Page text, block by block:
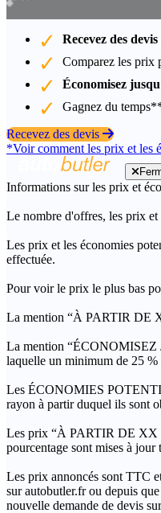
Recevez des devis
Comparez les prix
Économisez
Gagnez du
Recevez des devis
*Voir comment les prix et les
Informations sur les prix et
Le nombre d'offres, les prix et
Les prix et les économies
effectuée.
Pour voir le prix le plus bas
La mention “À PARTIR DE
La mention “ÉCONOMISEZ
laquelle un minimum de 25 %
Les ÉCONOMIES
rayon à partir duquel ils sont
Les prix “À PARTIR DE XX
pourcentage sont mises à
Les prix annoncés sont TTC
sur autobutler.fr ou depuis
nouvelle demande de devis